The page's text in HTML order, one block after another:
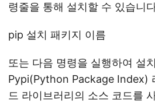
령줄을 통해 설치할 수 있습니
pip 설치 패키지 이름
또는 다음 명령을 실행하여 설
Pypi(Python Package Index)
드 라이브러리의 소스 코드를